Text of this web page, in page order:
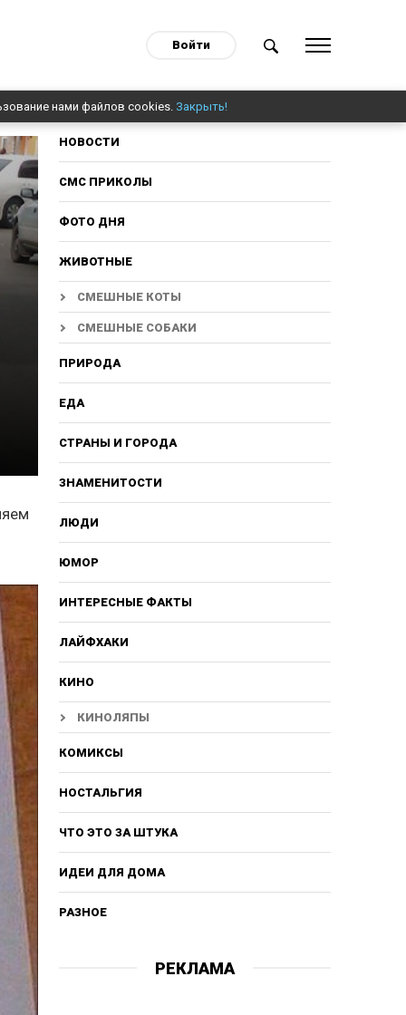
Войти
нами файлов cookies. Закрыть!
НОВОСТИ
СМС ПРИКОЛЫ
ФОТО ДНЯ
ЖИВОТНЫЕ
СМЕШНЫЕ КОТЫ
СМЕШНЫЕ СОБАКИ
ПРИРОДА
ЕДА
СТРАНЫ И ГОРОДА
ЗНАМЕНИТОСТИ
ЛЮДИ
ЮМОР
ИНТЕРЕСНЫЕ ФАКТЫ
ЛАЙФХАКИ
КИНО
КИНОЛЯПЫ
КОМИКСЫ
НОСТАЛЬГИЯ
ЧТО ЭТО ЗА ШТУКА
ИДЕИ ДЛЯ ДОМА
РАЗНОЕ
РЕКЛАМА